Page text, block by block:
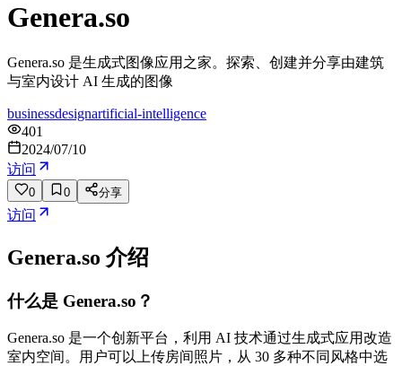
Genera.so
Genera.so 是生成式图像应用之家。探索、创建并分享由建筑
与室内设计 AI 生成的图像
businessdesignartificial-intelligence
401
2024/07/10
访问
0 0 分享
访问
Genera.so 介绍
什么是 Genera.so？
Genera.so 是一个创新平台，利用 AI 技术通过生成式应用改造
室内空间。用户可以上传房间照片，从 30 多种不同风格中选